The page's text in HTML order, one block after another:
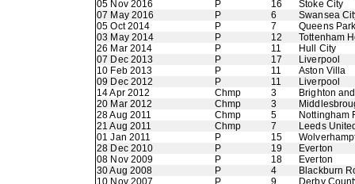
05 Nov 2016
P 16
Stoke City
07 May 2016
P 6
Swansea
05 Oct 2014
P 7
Queens
03 May 2014
P 12
Tottenham
26 Mar 2014
P 11
Hull City
07 Dec 2013
P 17
Liverpool
10 Feb 2013
P 11
Aston Villa
09 Dec 2012
P 11
Liverpool
14 Apr 2012
Chmp 3
Brighton
20 Mar 2012
Chmp 3
28 Aug 2011
Chmp 5
Nottingham
21 Aug 2011
Chmp 7
Leeds
01 Jan 2011
P 15
28 Dec 2010
P 19
Everton
08 Nov 2009
P 18
Everton
30 Aug 2008
P 4
Blackburn
10 Nov 2007
P 9
Derby